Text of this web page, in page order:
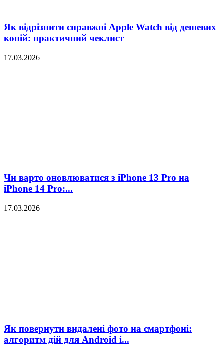
Як відрізнити справжні Apple Watch від дешевих
копій: практичний чеклист
17.03.2026
Чи варто оновлюватися з iPhone 13 Pro на
iPhone 14 Pro:...
17.03.2026
Як повернути видалені фото на смартфоні:
алгоритм дій для Android і...